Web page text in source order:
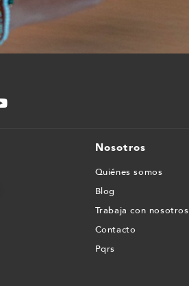
Nosotros
Quiénes somos
Blog
Trabaja con nosotros
Contacto
Pqrs